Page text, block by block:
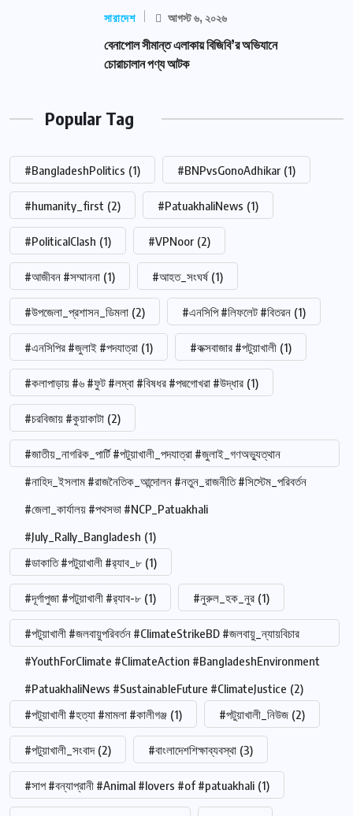
সারাদেশ আগস্ট ৬, ২০২৬
বেনাপোল সীমান্ত এলাকায় বিজিবি’র অভিযানে
চোরাচালান পণ্য আটক
Popular Tag
#BangladeshPolitics (1) #BNPvsGonoAdhikar (1)
#humanity_first (2) #PatuakhaliNews (1)
#PoliticalClash (1) #VPNoor (2)
#আজীবন #সম্মাননা (1) #আহত_সংঘর্ষ (1)
#উপজেলা_প্রশাসন_ডিমলা (2) #এনসিপি #লিফলেট #বিতরন (1)
#এনসিপির #জুলাই #পদযাত্রা (1) #কক্সবাজার #পটুয়াখালী (1)
#কলাপাড়ায় #৬ #ফুট #লম্বা #বিষধর #পদ্মগোখরা #উদ্ধার (1)
#চরবিজায় #কুয়াকাটা (2)
#জাতীয়_নাগরিক_পার্টি #পটুয়াখালী_পদযাত্রা #জুলাই_গণঅভ্যুত্থান
#নাহিদ_ইসলাম #রাজনৈতিক_আন্দোলন #নতুন_রাজনীতি #সিস্টেম_পরিবর্তন
#জেলা_কার্যালয় #পথসভা #NCP_Patuakhali
#July_Rally_Bangladesh (1)
#ডাকাতি #পটুয়াখালী #র‍্যাব_৮ (1)
#দূর্গাপুজা #পটুয়াখালী #র‍্যাব-৮ (1) #নুরুল_হক_নুর (1)
#পটুয়াখালী #জলবায়ুপরিবর্তন #ClimateStrikeBD #জলবায়ু_ন্যায়বিচার
#YouthForClimate #ClimateAction #BangladeshEnvironment
#PatuakhaliNews #SustainableFuture #ClimateJustice (2)
#পটুয়াখালী #হত্যা #মামলা #কালীগঞ্জ (1) #পটুয়াখালী_নিউজ (2)
#পটুয়াখালী_সংবাদ (2) #বাংলাদেশশিক্ষাব্যবস্থা (3)
#সাপ #বন্যাপ্রানী #Animal #lovers #of #patuakhali (1)